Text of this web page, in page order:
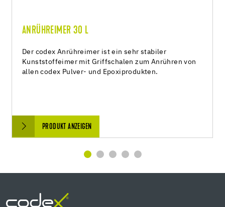
ANRÜHREIMER 30 L
Der codex Anrühreimer ist ein sehr stabiler
Kunststoffeimer mit Griffschalen zum Anrühren von
allen codex Pulver- und Epoxiprodukten.
PRODUKT ANZEIGEN